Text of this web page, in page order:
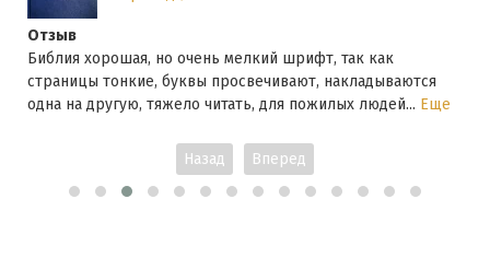
Отзыв
Библия хорошая, но очень мелкий шрифт, так как
страницы тонкие, буквы просвечивают, накладываются
одна на другую, тяжело читать, для пожилых людей... Еще
Назад Вперед